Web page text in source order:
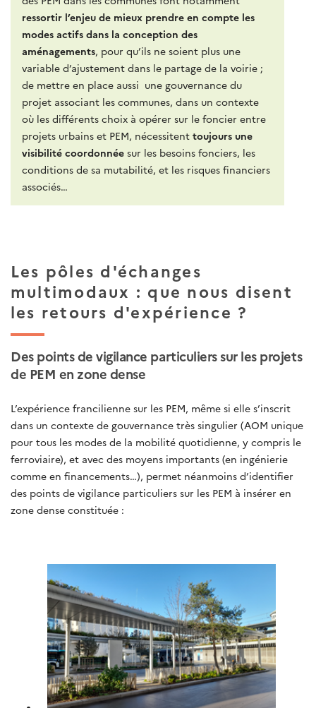
ressortir l’enjeu de mieux prendre en compte les
modes actifs dans la conception des
aménagements, pour qu’ils ne soient plus une
variable d’ajustement dans le partage de la voirie ;
de mettre en place aussi une gouvernance du
projet associant les communes, dans un contexte
où les différents choix à opérer sur le foncier entre
projets urbains et PEM, nécessitent toujours une
visibilité coordonnée sur les besoins fonciers, les
conditions de sa mutabilité, et les risques financiers
associés…
Les pôles d'échanges
multimodaux : que nous disent
les retours d'expérience ?
Des points de vigilance particuliers sur les projets
de PEM en zone dense
L’expérience francilienne sur les PEM, même si elle s’inscrit
dans un contexte de gouvernance très singulier (AOM unique
pour tous les modes de la mobilité quotidienne, y compris le
ferroviaire), et avec des moyens importants (en ingénierie
comme en financements…), permet néanmoins d’identifier
des points de vigilance particuliers sur les PEM à insérer en
zone dense constituée :